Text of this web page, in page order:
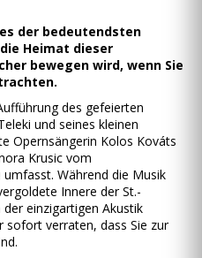
der bedeutendsten
Heimat dieser
bewegen wird, wenn Sie
des gefeierten
und seines kleinen
Opernsängerin Kolos Kováts
Krusic vom
Während die Musik
Innere der St.-
einzigartigen Akustik
sofort verraten, dass Sie zur